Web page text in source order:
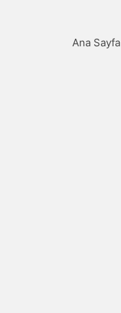
Ana Sayfa